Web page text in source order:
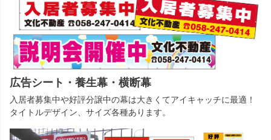
広告シート・養生幕・横断幕
入居者募集中や好評分譲中の幕は大きくてアイキャッチに最適！
タイトルデザイン、サイズ各種あります。